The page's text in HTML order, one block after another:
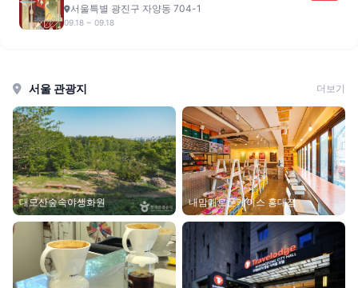
서울특별 광진구 자양동 704-1
09.18 ~ 09.18
서울 관광지 더보기
대모산숲속야생화원 내맘대로폰케이스 홍대점